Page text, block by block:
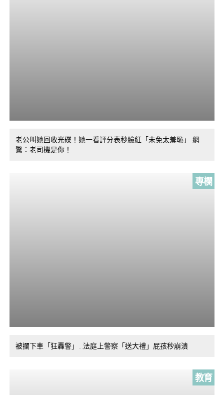
老公叫她回收光碟！她一看評分表秒臉紅「未免太羞恥」 網
驚：老司機是你！
專欄
被攔下車「狂轟警」…法庭上警察「送大禮」屁孩秒崩潰
教育